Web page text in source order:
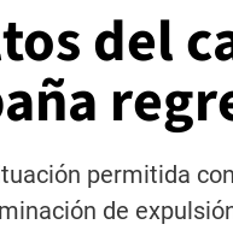
del
permitida
de